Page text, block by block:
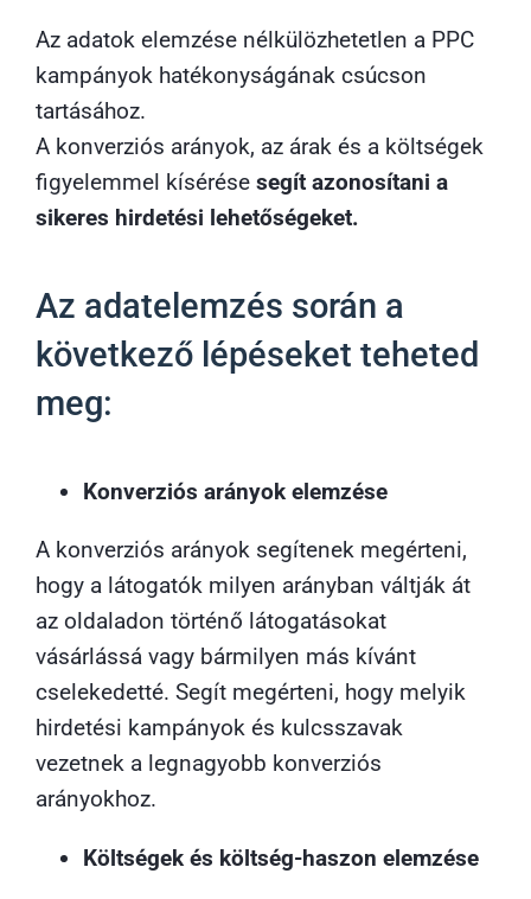
Az adatok elemzése nélkülözhetetlen a PPC
kampányok hatékonyságának csúcson
tartásához.
A konverziós arányok, az árak és a költségek
figyelemmel kísérése segít azonosítani a
sikeres hirdetési lehetőségeket.
Az adatelemzés során a
következő lépéseket teheted
meg:
Konverziós arányok elemzése
A konverziós arányok segítenek megérteni,
hogy a látogatók milyen arányban váltják át
az oldaladon történő látogatásokat
vásárlássá vagy bármilyen más kívánt
cselekedetté. Segít megérteni, hogy melyik
hirdetési kampányok és kulcsszavak
vezetnek a legnagyobb konverziós
arányokhoz.
Költségek és költség-haszon elemzése